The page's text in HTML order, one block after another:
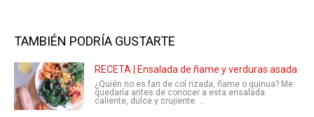
TAMBIÉN PODRÍA GUSTARTE
RECETA | Ensalada de ñame y verduras asada
¿Quién no es fan de col rizada, ñame o quinua? Me
quedaría antes de conocer a esta ensalada
caliente, dulce y crujiente. ...